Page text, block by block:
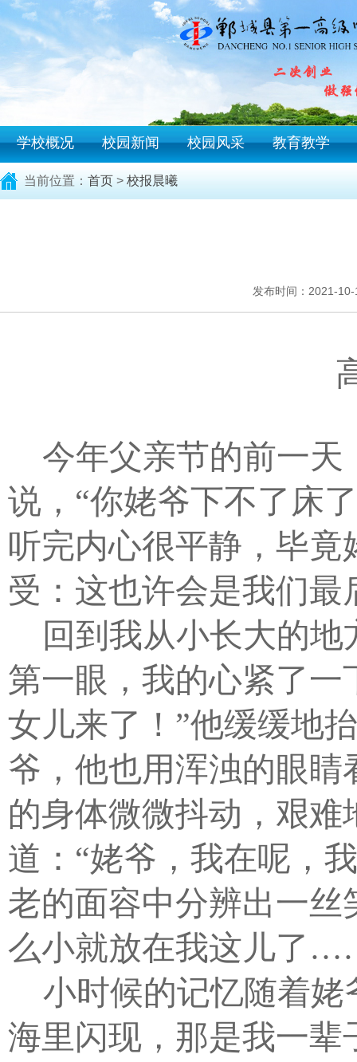
学校概况 校园新闻 校园风采 教育教学
当前位置： 首页 > 校报晨曦
发布时间：2021-
今年父亲节的前一
说，“你姥爷下不了床
听完内心很平静，毕
受：这也许会是我们最
回到我从小长大的
第一眼，我的心紧了一
女儿来了！”他缓缓地
爷，他也用浑浊的眼
的身体微微抖动，艰
道：“姥爷，我在呢，
老的面容中分辨出一丝
么小就放在我这儿了
小时候的记忆随着
海里闪现，那是我一